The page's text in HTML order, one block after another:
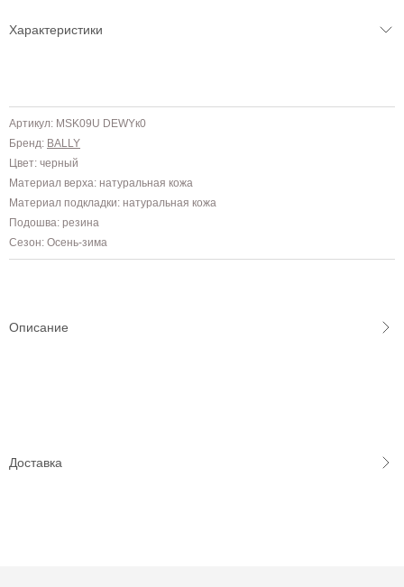
Характеристики
Артикул: MSK09U DEWYк0
Бренд: BALLY
Цвет: черный
Материал верха: натуральная кожа
Материал подкладки: натуральная кожа
Подошва: резина
Сезон: Осень-зима
Описание
Доставка